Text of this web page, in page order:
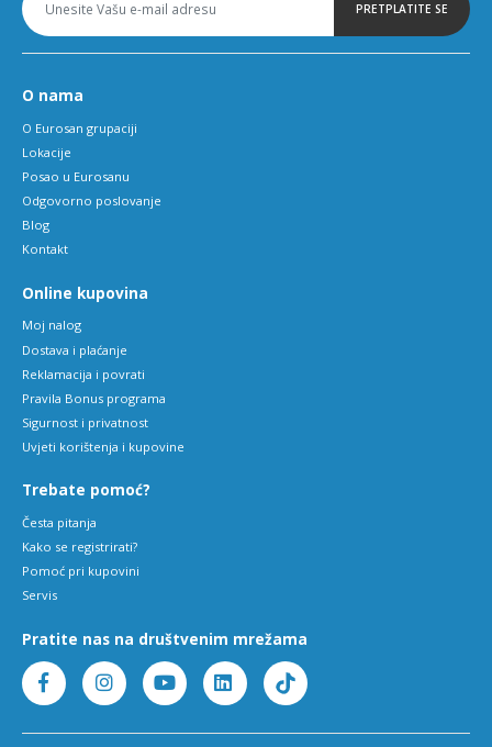
PRETPLATITE SE
O nama
O Eurosan grupaciji
Lokacije
Posao u Eurosanu
Odgovorno poslovanje
Blog
Kontakt
Online kupovina
Moj nalog
Dostava i plaćanje
Reklamacija i povrati
Pravila Bonus programa
Sigurnost i privatnost
Uvjeti korištenja i kupovine
Trebate pomoć?
Česta pitanja
Kako se registrirati?
Pomoć pri kupovini
Servis
Pratite nas na društvenim mrežama